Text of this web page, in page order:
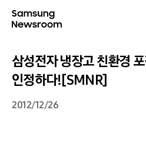
삼성전자 냉장고 친환경
인정하다![SMNR]
2012/12/26